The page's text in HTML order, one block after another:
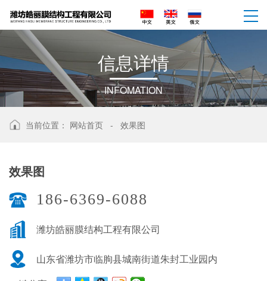
信息详情
INFOMATION
当前位置： 网站首页 - 效果图
效果图
186-6369-6088
潍坊皓丽膜结构工程有限公司
山东省潍坊市临朐县城南街道朱封工业园内